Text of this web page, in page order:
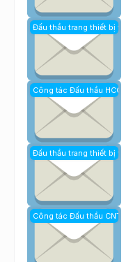
Đấu thầu trang thiết bị y tế
Công tác Đấu thầu HCQT
Đấu thầu trang thiết bị y tế
Công tác Đấu thầu CNTT